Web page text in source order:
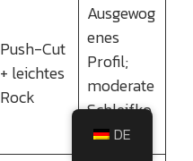
Push-Cut
+ leichtes
Rock
Ausgewog
enes
Profil;
moderate
Schleifko
stenDE